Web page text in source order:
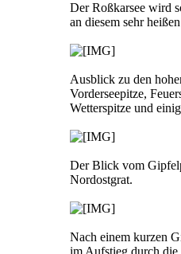
Der Roßkarsee wird
an diesem sehr
Ausblick zu den
Vorderseepitze,
Wetterspitze und
Der Blick vom
Nordostgrat.
Nach einem kurzen
im Aufstieg durch